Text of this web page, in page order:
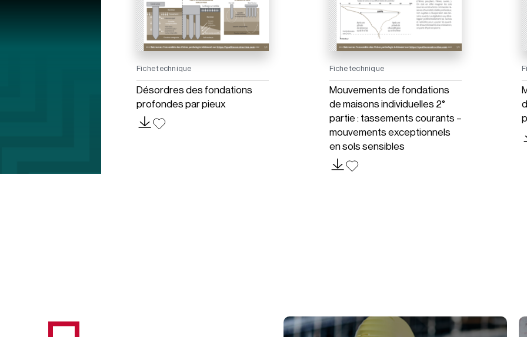
Fiche technique
Désordres des fondations
profondes par pieux
Fiche technique
Mouvements de fondations
de maisons individuelles 2°
partie : tassements courants –
mouvements exceptionnels
en sols sensibles